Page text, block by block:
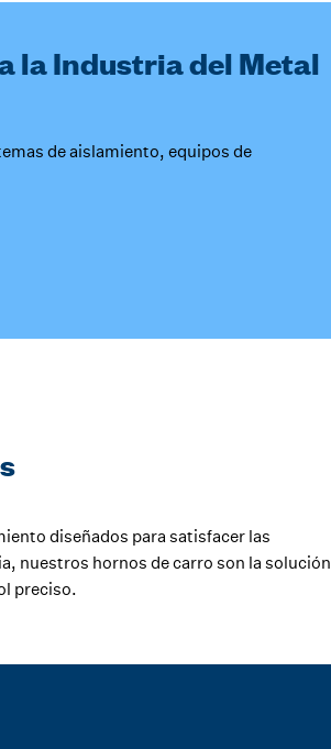
la Industria del Metal
de aislamiento, equipos de
diseñados para satisfacer las
nuestros hornos de carro son la solución
preciso.